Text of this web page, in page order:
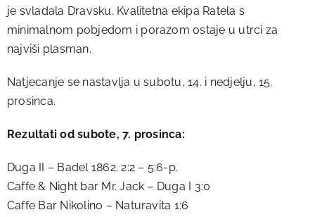
je svladala Dravsku. Kvalitetna ekipa Ratela s
minimalnom pobjedom i porazom ostaje u utrci za
najviši plasman.
Natjecanje se nastavlja u subotu, 14. i nedjelju, 15.
prosinca.
Rezultati od subote, 7. prosinca:
Duga II – Badel 1862. 2:2 – 5:6-p.
Caffe & Night bar Mr. Jack – Duga I 3:0
Caffe Bar Nikolino – Naturavita 1:6